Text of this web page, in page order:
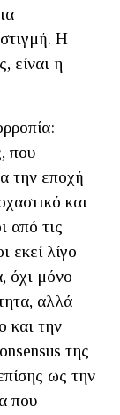
Η
είναι η
που
την εποχή
και
από τις
εκεί λίγο
όχι μόνο
αλλά
και την
της
ως την
που